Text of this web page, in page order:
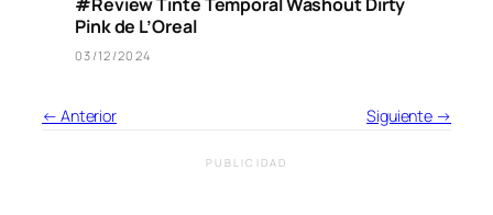
#Review Tinte Temporal Washout Dirty
Pink de L’Oreal
03/12/2024
← Anterior Siguiente →
PUBLICIDAD